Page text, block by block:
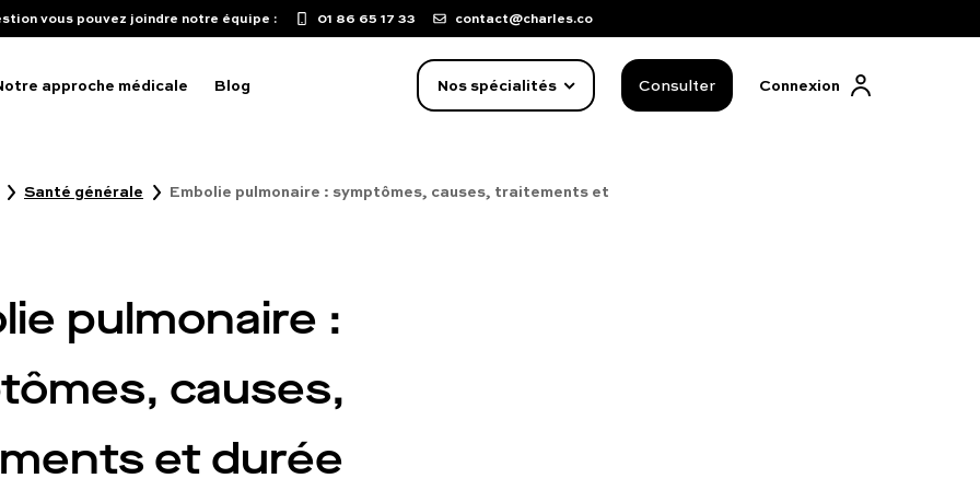
vous pouvez joindre notre équipe : 01 86 65 17 33 contact@charles.co
approche médicale Blog Nos spécialités Consulter Connexion
d'érection
sexuels
sur le pénis
Santé générale
Embolie pulmonaire : symptômes, causes, traitements et
pulmonaire :
causes,
et durée